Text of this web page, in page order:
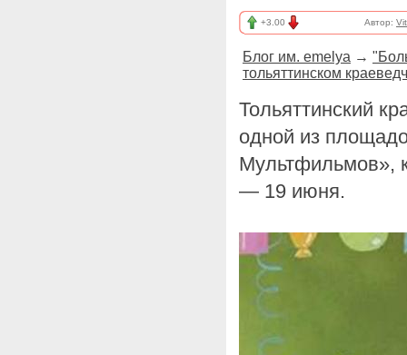
+3.00 Автор:
Блог им. emelya →
тольяттинском
Тольяттинский
одной из
Мультфильмов»,
— 19 июня.